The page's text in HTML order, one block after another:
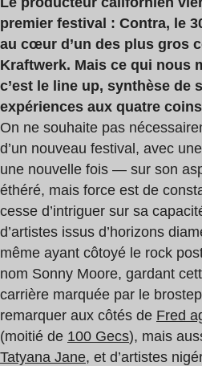
premier festival : Contra, le
au cœur d’un des plus gros
Kraftwerk. Mais ce qui nous
c’est le line up, synthèse de
expériences aux quatre
On ne souhaite pas
d’un nouveau festival, avec
une nouvelle fois — sur son
éthéré, mais force est de
cesse d’intriguer sur sa
d’artistes issus d’horizons
même ayant côtoyé le rock
nom Sonny Moore, gardant
carrière marquée par le
remarquer aux côtés de Fred
(moitié de 100 Gecs), mais
Tatyana Jane, et d’artistes